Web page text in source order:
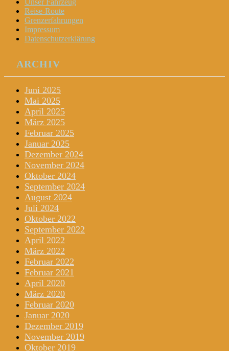
Unser Fahrzeug
Reise-Route
Grenzerfahrungen
Impressum
Datenschutzerklärung
ARCHIV
Juni 2025
Mai 2025
April 2025
März 2025
Februar 2025
Januar 2025
Dezember 2024
November 2024
Oktober 2024
September 2024
August 2024
Juli 2024
Oktober 2022
September 2022
April 2022
März 2022
Februar 2022
Februar 2021
April 2020
März 2020
Februar 2020
Januar 2020
Dezember 2019
November 2019
Oktober 2019